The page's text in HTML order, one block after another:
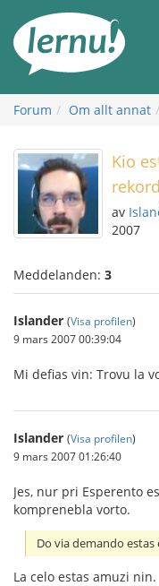
sidans
innehåll
Forum Om allt annat
Kio
av
2007
Meddelanden: 3
Islander (Visa profilen)
9 mars 2007 00:39:04
Mi defias vin: Trovu la
Islander (Visa profilen)
9 mars 2007 01:26:40
Jes, nur pri Esperento
komprenebla vorto.
Do via demando
La celo estas amuzi nin.